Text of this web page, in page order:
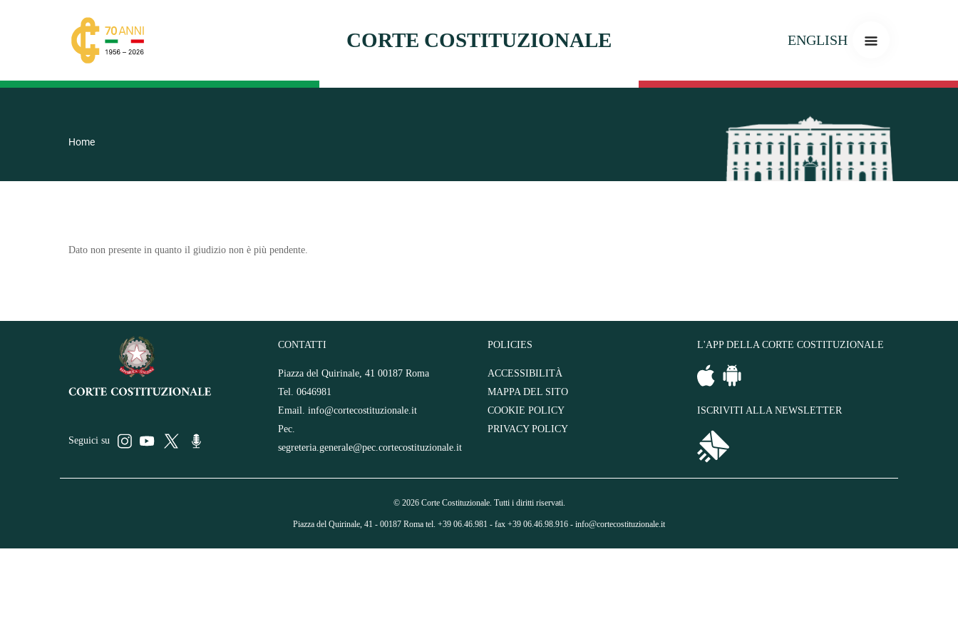
CORTE COSTITUZIONALE ENGLISH
Home
Dato non presente in quanto il giudizio non è più pendente.
Seguici su
CONTATTI
Piazza del Quirinale, 41 00187 Roma
Tel. 0646981
Email. info@cortecostituzionale.it
Pec.
segreteria.generale@pec.cortecostituzionale.it
POLICIES
ACCESSIBILITÀ
MAPPA DEL SITO
COOKIE POLICY
PRIVACY POLICY
L'APP DELLA CORTE COSTITUZIONALE
ISCRIVITI ALLA NEWSLETTER
© 2026 Corte Costituzionale. Tutti i diritti riservati.
Piazza del Quirinale, 41 - 00187 Roma tel. +39 06.46.981 - fax +39 06.46.98.916 - info@cortecostituzionale.it